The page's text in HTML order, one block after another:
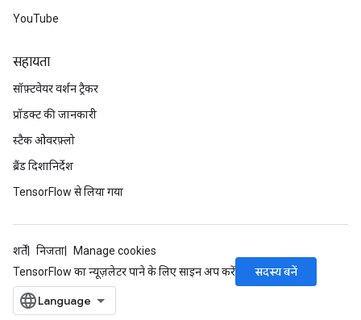
YouTube
सहायता
सॉफ़्टवेयर वर्शन ट्रैकर
प्रॉडक्ट की जानकारी
स्टैक ओवरफ़्लो
ब्रैंड दिशानिर्देश
TensorFlow से लिया गया
शर्तें निजता
Manage cookies
TensorFlow का न्यूज़लेटर पाने के लिए साइन अप करें
सदस्य बनें